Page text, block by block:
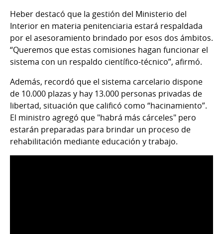
Heber destacó que la gestión del Ministerio del
Interior en materia penitenciaria estará respaldada
por el asesoramiento brindado por esos dos ámbitos.
“Queremos que estas comisiones hagan funcionar el
sistema con un respaldo científico-técnico”, afirmó.
Además, recordó que el sistema carcelario dispone
de 10.000 plazas y hay 13.000 personas privadas de
libertad, situación que calificó como “hacinamiento”.
El ministro agregó que "habrá más cárceles" pero
estarán preparadas para brindar un proceso de
rehabilitación mediante educación y trabajo.